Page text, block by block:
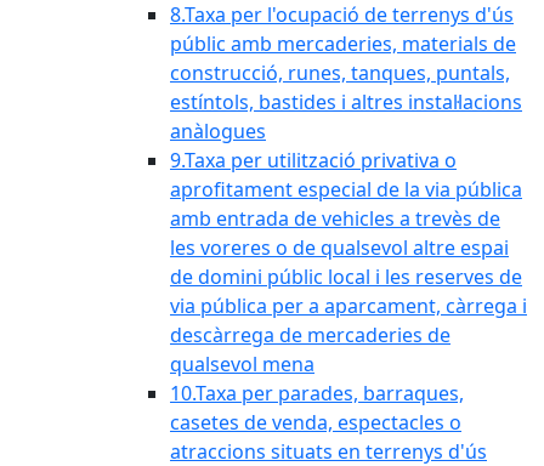
8.Taxa per l'ocupació de terrenys d'ús
públic amb mercaderies, materials de
construcció, runes, tanques, puntals,
estíntols, bastides i altres instal·lacions
anàlogues
9.Taxa per utilització privativa o
aprofitament especial de la via pública
amb entrada de vehicles a trevès de
les voreres o de qualsevol altre espai
de domini públic local i les reserves de
via pública per a aparcament, càrrega i
descàrrega de mercaderies de
qualsevol mena
10.Taxa per parades, barraques,
casetes de venda, espectacles o
atraccions situats en terrenys d'ús